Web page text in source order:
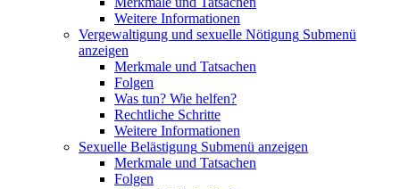
Weitere Informationen
Vergewaltigung und sexuelle Nötigung Submenü
anzeigen
Merkmale und Tatsachen
Folgen
Was tun? Wie helfen?
Rechtliche Schritte
Weitere Informationen
Sexuelle Belästigung Submenü anzeigen
Merkmale und Tatsachen
Folgen